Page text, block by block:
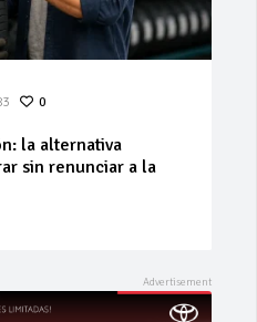
0
a perfilarse